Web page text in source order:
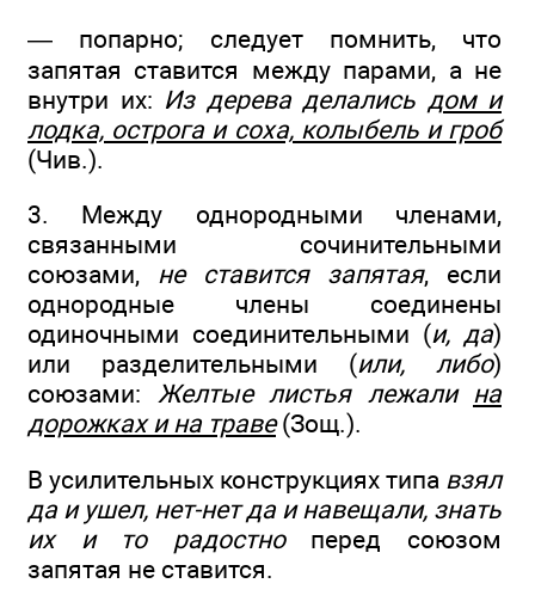
— попарно; следует помнить, что
запятая ставится между парами, а не
внутри их: Из дерева делались дом и
лодка, острога и соха, колыбель и гроб
(Чив.).
3. Между однородными членами,
связанными сочинительными
союзами, не ставится запятая, если
однородные члены соединены
одиночными соединительными (и, да)
или разделительными (или, либо)
союзами: Желтые листья лежали на
дорожках и на траве(Зощ.).
В усилительных конструкциях типа взял
да и ушел, нет-нет да и навещали, знать
их и то радостноперед союзом
запятая не ставится.